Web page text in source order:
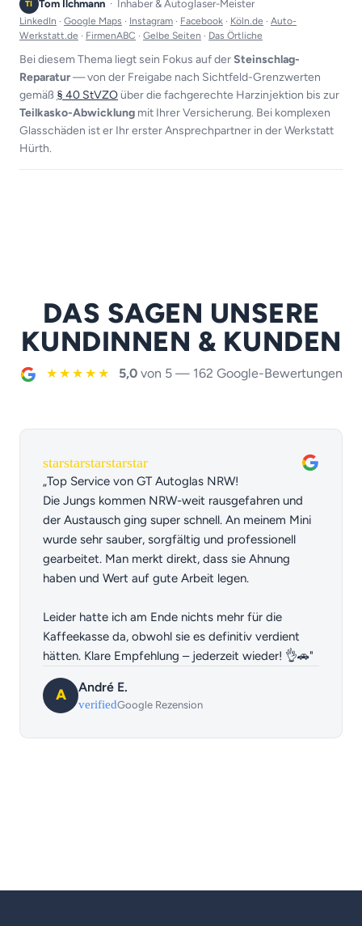
TI Tom Ilchmann Inhaber & Autoglaser-Meister
LinkedIn · Google Maps · Instagram · Facebook · Köln.de · Auto-
Werkstatt.de · FirmenABC · Gelbe Seiten · Das Örtliche
Bei diesem Thema liegt sein Fokus auf der Steinschlag-
Reparatur— von der Freigabe nach Sichtfeld-Grenzwerten
gemäß § 40 StVZOüber die fachgerechte Harzinjektion bis zur
Teilkasko-Abwicklung mit Ihrer Versicherung. Bei komplexen
Glasschäden ist er Ihr erster Ansprechpartner in der Werkstatt
Hürth.
DAS SAGEN UNSERE
KUNDINNEN & KUNDEN
★★★★★ 5,0von 5 — 162 Google-Bewertungen
starstarstarstarstar
„Top Service von GT Autoglas NRW!
Die Jungs kommen NRW-weit rausgefahren und
der Austausch ging super schnell. An meinem Mini
wurde sehr sauber, sorgfältig und professionell
gearbeitet. Man merkt direkt, dass sie Ahnung
haben und Wert auf gute Arbeit legen.
Leider hatte ich am Ende nichts mehr für die
Kaffeekasse da, obwohl sie es definitiv verdient
hätten. Klare Empfehlung – jederzeit wieder! 👌🚗"
A André E.
verifiedGoogle Rezension